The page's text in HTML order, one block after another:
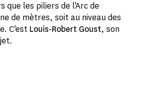
que les piliers de l'Arc de
de mètres, soit au niveau des
C'est Louis-Robert Goust, son